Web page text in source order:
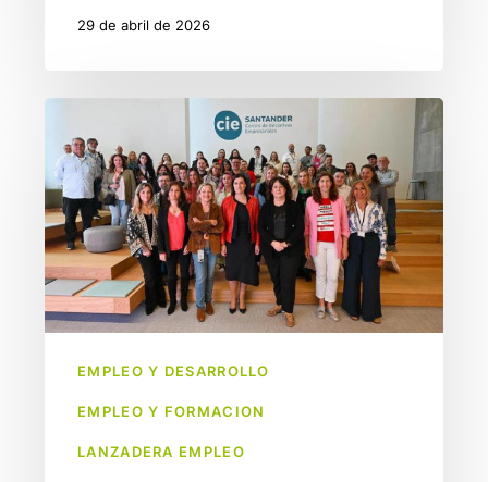
29 de abril de 2026
Lanzadera
impulsa
el
emprendimiento
con
una
jornada
EMPLEO Y DESARROLLO
EMPLEO Y FORMACION
LANZADERA EMPLEO